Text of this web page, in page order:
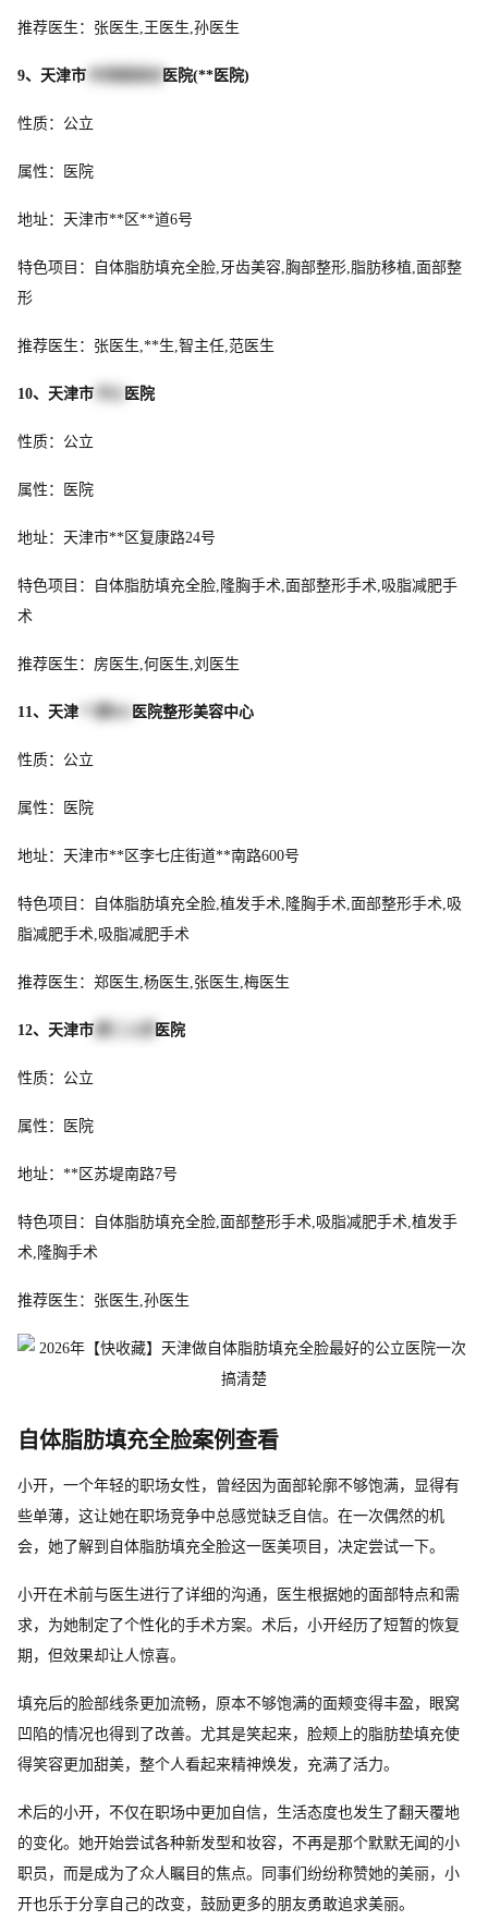
推荐医生：张医生,王医生,孙医生
9、天津市 医院(**医院)
性质：公立
属性：医院
地址：天津市**区**道6号
特色项目：自体脂肪填充全脸,牙齿美容,胸部整形,脂肪移植,面部整
形
推荐医生：张医生,**生,智主任,范医生
10、天津市 医院
性质：公立
属性：医院
地址：天津市**区复康路24号
特色项目：自体脂肪填充全脸,隆胸手术,面部整形手术,吸脂减肥手
术
推荐医生：房医生,何医生,刘医生
11、天津 **第464 医院整形美容中心
性质：公立
属性：医院
地址：天津市**区李七庄街道**南路600号
特色项目：自体脂肪填充全脸,植发手术,隆胸手术,面部整形手术,吸
脂减肥手术,吸脂减肥手术
推荐医生：郑医生,杨医生,张医生,梅医生
12、天津市 医院
性质：公立
属性：医院
地址：**区苏堤南路7号
特色项目：自体脂肪填充全脸,面部整形手术,吸脂减肥手术,植发手
术,隆胸手术
推荐医生：张医生,孙医生
自体脂肪填充全脸案例查看
小开，一个年轻的职场女性，曾经因为面部轮廓不够饱满，显得有
些单薄，这让她在职场竞争中总感觉缺乏自信。在一次偶然的机
会，她了解到自体脂肪填充全脸这一医美项目，决定尝试一下。
小开在术前与医生进行了详细的沟通，医生根据她的面部特点和需
求，为她制定了个性化的手术方案。术后，小开经历了短暂的恢复
期，但效果却让人惊喜。
填充后的脸部线条更加流畅，原本不够饱满的面颊变得丰盈，眼窝
凹陷的情况也得到了改善。尤其是笑起来，脸颊上的脂肪垫填充使
得笑容更加甜美，整个人看起来精神焕发，充满了活力。
术后的小开，不仅在职场中更加自信，生活态度也发生了翻天覆地
的变化。她开始尝试各种新发型和妆容，不再是那个默默无闻的小
职员，而是成为了众人瞩目的焦点。同事们纷纷称赞她的美丽，小
开也乐于分享自己的改变，鼓励更多的朋友勇敢追求美丽。